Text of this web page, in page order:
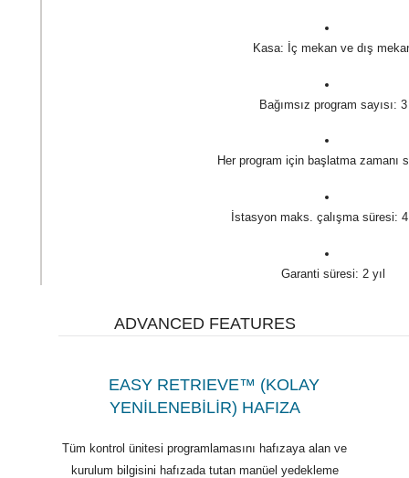
Kasa: İç mekan ve dış
Bağımsız program sayısı: 3
Her program için başlatma zamanı
İstasyon maks. çalışma süresi:
Garanti süresi: 2 yıl
ADVANCED FEATURES
EASY RETRIEVE™ (KOLAY
YENİLENEBİLİR) HAFIZA
Tüm kontrol ünitesi programlamasını hafızaya alan ve
kurulum bilgisini hafızada tutan manüel yedekleme